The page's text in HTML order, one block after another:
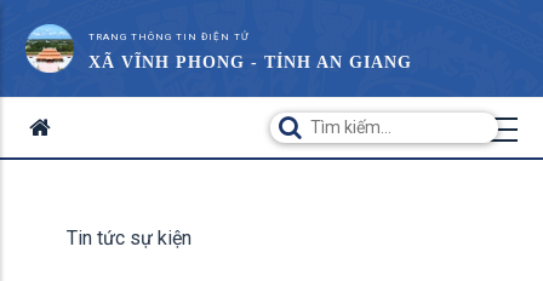
TRANG THÔNG TIN ĐIỆN TỬ
XÃ VĨNH PHONG - TỈNH AN GIANG
Tin tức sự kiện